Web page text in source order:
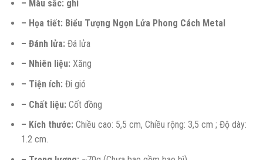
– Màu sắc: ghi
– Họa tiết: Biểu Tượng Ngọn Lửa Phong Cách Metal
– Đánh lửa: Đá lửa
– Nhiên liệu: Xăng
– Tiện ích: Đi gió
– Chất liệu: Cốt đồng
– Kích thước: Chiều cao: 5,5 cm, Chiều rộng: 3,5 cm ; Độ dày:
1.2 cm.